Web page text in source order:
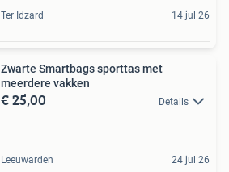
Ter Idzard 14 jul 26
Zwarte Smartbags sporttas met
meerdere vakken
€ 25,00 Details
Leeuwarden 24 jul 26